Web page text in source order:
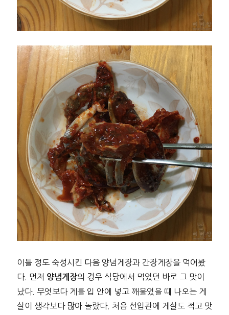
이틀 정도 숙성시킨 다음 양념게장과 간장게장을 먹어봤
다. 먼저 양념게장의 경우 식당에서 먹었던 바로 그 맛이
났다. 무엇보다 게를 입 안에 넣고 깨물었을 때 나오는 게
살이 생각보다 많아 놀랐다. 처음 선입관에 게살도 적고 맛